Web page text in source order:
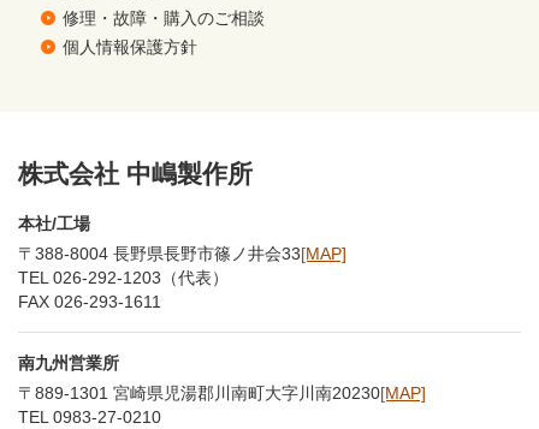
修理・故障・購入のご相談
個人情報保護方針
株式会社 中嶋製作所
本社/工場
〒388-8004 長野県長野市篠ノ井会33[MAP]
TEL 026-292-1203（代表）
FAX 026-293-1611
南九州営業所
〒889-1301 宮崎県児湯郡川南町大字川南20230[MAP]
TEL 0983-27-0210